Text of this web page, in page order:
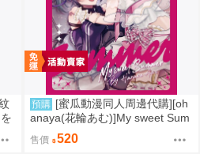
預購 [蜜瓜動漫同人周邊代購][oh
anaya(花輪あむ)]My sweet Sum
mer【特典付】(LoveLive虹ヶ咲
学園スクールアイドル同好会)(同
售價 520